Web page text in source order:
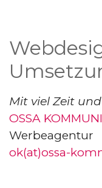
Mit viel Zeit
OSSA
Werbeagentur
ok(at)ossa-